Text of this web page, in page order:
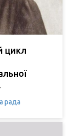
цикл
рада